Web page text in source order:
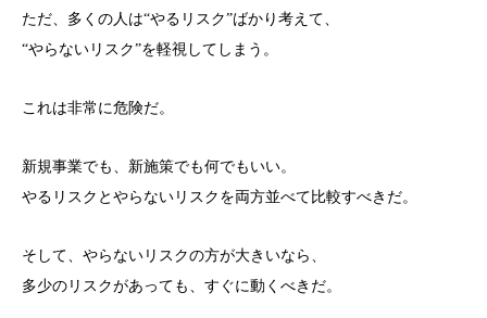
ただ、多くの人は“やるリスク”ばかり考えて、
“やらないリスク”を軽視してしまう。
これは非常に危険だ。
新規事業でも、新施策でも何でもいい。
やるリスクとやらないリスクを両方並べて比較すべきだ。
そして、やらないリスクの方が大きいなら、
多少のリスクがあっても、すぐに動くべきだ。